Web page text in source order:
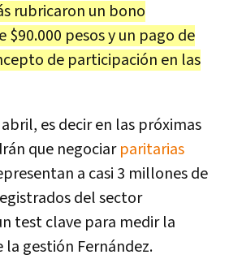
rubricaron un bono
pesos y un pago de
de participación en las
es decir en las próximas
que negociarparitarias
a casi 3 millones de
del sector
test clave para medir la
gestión Fernández.